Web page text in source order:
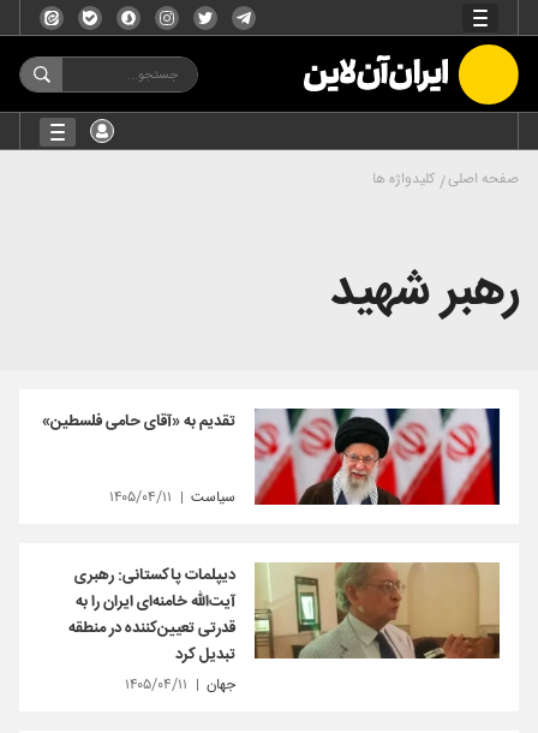
صفحه اصلی کلیدواژه ها
رهبر شهید
تقدیم به «آقای حامی فلسطین»
سیاست ۱۴۰۵/۰۴/۱۱
دیپلمات پاکستانی: رهبری
آیت‌الله خامنه‌ای ایران را به
قدرتی تعیین‌کننده در منطقه
تبدیل کرد
جهان ۱۴۰۵/۰۴/۱۱